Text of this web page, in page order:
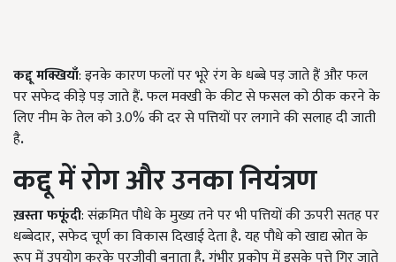
कद्दू मक्खियाँ: इनके कारण फलों पर भूरे रंग के धब्बे पड़ जाते हैं और फल
पर सफेद कीड़े पड़ जाते हैं.फल मक्खी के कीट से फसल को ठीक करने के
लिए नीम के तेल को 3.0% की दर से पत्तियों पर लगाने की सलाह दी जाती
है.
कद्दू में रोग और उनका नियंत्रण
ख़स्ता फफूंदी: संक्रमित पौधे के मुख्य तने पर भी पत्तियों की ऊपरी सतह पर
धब्बेदार,सफेद चूर्ण का विकास दिखाई देता है.यह पौधे को खाद्य स्रोत के